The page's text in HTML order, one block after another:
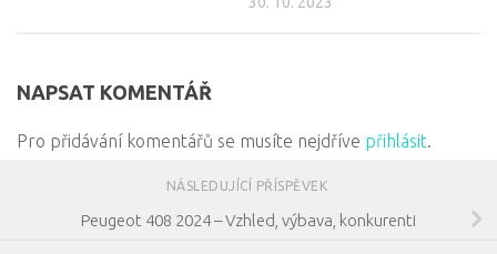
NAPSAT KOMENTÁŘ
Pro přidávání komentářů se musíte nejdříve přihlásit
NÁSLEDUJÍCÍ PŘÍSPĚVEK
Peugeot 408 2024 – Vzhled, výbava, konkurenti